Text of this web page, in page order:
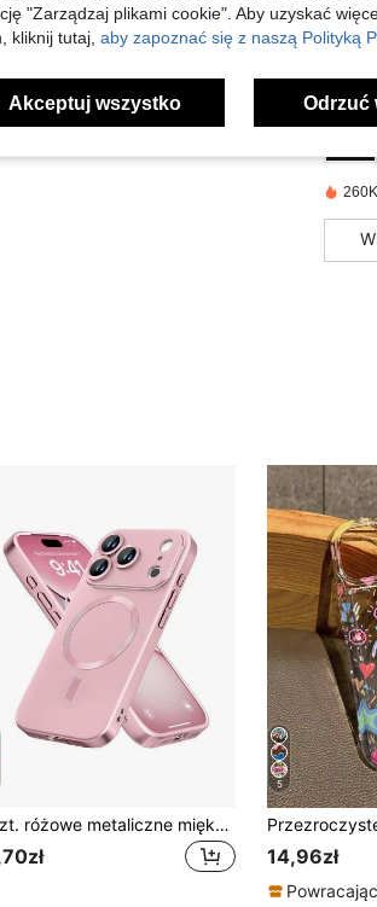
1 szt. różowe metaliczne miękkie etui na telefon, kompatybilne z 17e/17, 17 Air, 17 Pro, 17 Pro Max, ultra cienki design, odporne na zarysowania, amortyzujące wstrząsy, pełna ochrona aparatu, także kompatybilne z 18pro/18promax/18/13, 11, 16 Pro Max, 15, 14, 12, 16e. Kompatybilne z Samsung Galaxy S26Ultra/S26Plus/S26/S26Edge/S26Pro/S25Ultra/S25Plus/S25FE/A57/A37/A17/A56/A36/A26/A55/A35/A25/A15
5
14,96zł
"Zarządzaj plikami cookie". Aby uzyskać
kliknij tutaj, aby zapoznać się z naszą Polityką
Akceptuj wszystko Odrzuć